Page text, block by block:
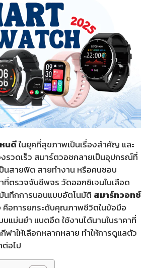
นดีในยุคที่สุขภาพเป็นเรื่องสำคัญ และ
รวดเร็ว สมาร์ตวอชกลายเป็นอุปกรณ์ที่
นสายฟิต สายทำงาน หรือคนชอบ
ที่ตรวจจับชีพจร วัดออกซิเจนในเลือด
นทึกการนอนแบบอัตโนมัติ สมาร์ทวอทช์
คือการยกระดับคุณภาพชีวิตในข้อมือ
แม่นยำ แบตอึด ใช้งานได้นานในราคาที่
าให้เลือกหลากหลาย ทำให้การดูแลตัว
ต่อไป